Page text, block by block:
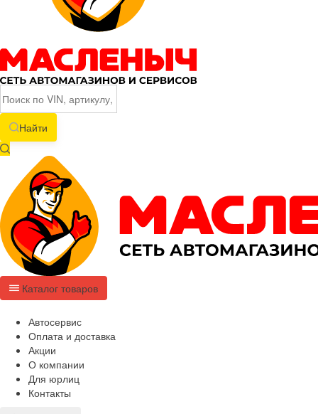
Найти
Каталог товаров
Автосервис
Оплата и доставка
Акции
О компании
Для юрлиц
Контакты